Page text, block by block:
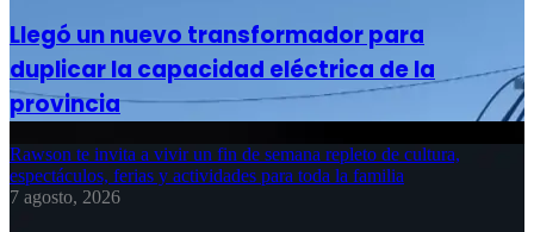
Llegó un nuevo transformador para
duplicar la capacidad eléctrica de la
provincia
Rawson te invita a vivir un fin de semana repleto de cultura,
espectáculos, ferias y actividades para toda la familia
7 agosto, 2026